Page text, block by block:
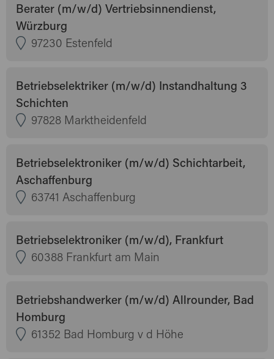
Berater (m/w/d) Vertriebsinnendienst,
Würzburg
97230 Estenfeld
Betriebselektriker (m/w/d) Instandhaltung 3
Schichten
97828 Marktheidenfeld
Betriebselektroniker (m/w/d) Schichtarbeit,
Aschaffenburg
63741 Aschaffenburg
Betriebselektroniker (m/w/d), Frankfurt
60388 Frankfurt am Main
Betriebshandwerker (m/w/d) Allrounder, Bad
Homburg
61352 Bad Homburg v d Höhe